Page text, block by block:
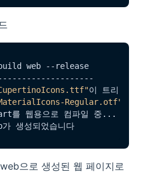
web --release
이 트리 쉐이크되
Regular.otf"
를 웹용으로 컴
✓ build/web가 생성되었습니다
으로 생성된 웹 페이지로